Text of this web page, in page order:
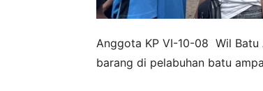
Anggota KP VI-10-08 Wil Batu
barang di pelabuhan batu